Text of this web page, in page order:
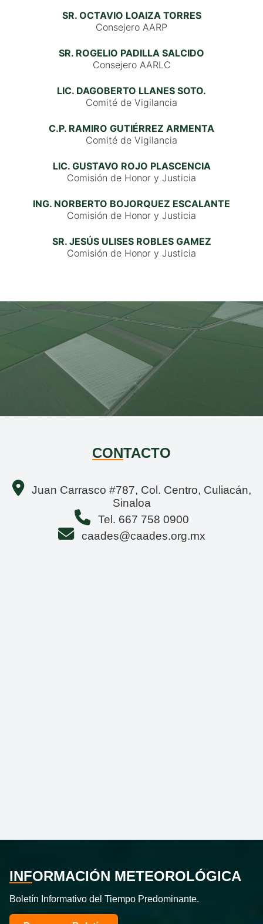
SR. OCTAVIO LOAIZA TORRES
Consejero AARP
SR. ROGELIO PADILLA SALCIDO
Consejero AARLC
LIC. DAGOBERTO LLANES SOTO.
Comité de Vigilancia
C.P. RAMIRO GUTIÉRREZ ARMENTA
Comité de Vigilancia
LIC. GUSTAVO ROJO PLASCENCIA
Comisión de Honor y Justicia
ING. NORBERTO BOJORQUEZ ESCALANTE
Comisión de Honor y Justicia
SR. JESÚS ULISES ROBLES GAMEZ
Comisión de Honor y Justicia
CONTACTO
Juan Carrasco #787, Col. Centro, Culiacán,
Sinaloa
Tel. 667 758 0900
caades@caades.org.mx
INFORMACIÓN METEOROLÓGICA
Boletín Informativo del Tiempo Predominante.